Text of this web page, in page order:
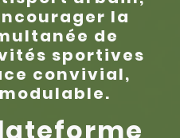
la
de
sportives
convivial,